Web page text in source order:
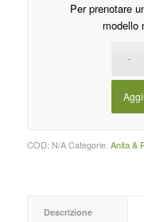
Per prenotare
modello
COD: N/A Categorie: Anita &
Descrizione